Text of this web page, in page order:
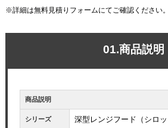
※詳細は無料見積りフォームにてご確認ください。
01.商品説明
商品説明
シリーズ 深型レンジフード（シロッ